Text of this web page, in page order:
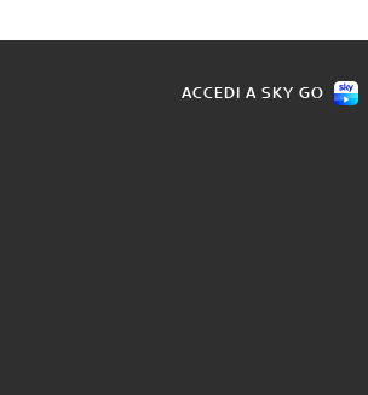
ACCEDI A SKY GO